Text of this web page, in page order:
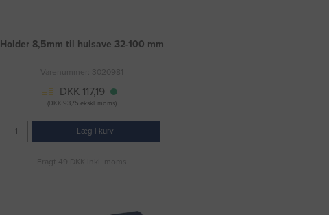
Holder 8,5mm til hulsave 32-100 mm
Varenummer: 3020981
DKK 117,19
(DKK 93,75 ekskl. moms)
Læg i kurv
Fragt 49 DKK inkl. moms